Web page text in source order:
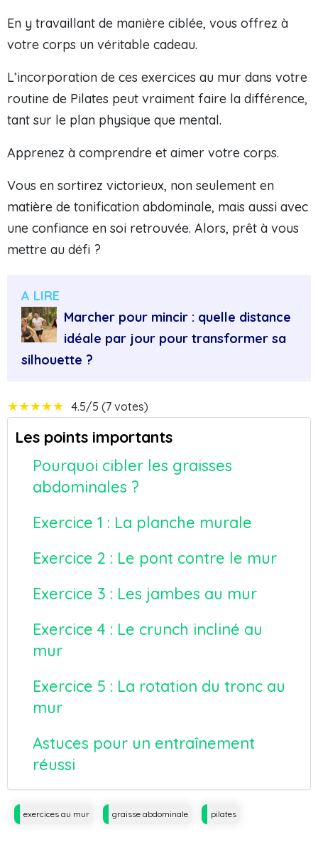
En y travaillant de manière ciblée, vous offrez à
votre corps un véritable cadeau.
L’incorporation de ces exercices au mur dans votre
routine de Pilates peut vraiment faire la différence,
tant sur le plan physique que mental.
Apprenez à comprendre et aimer votre corps.
Vous en sortirez victorieux, non seulement en
matière de tonification abdominale, mais aussi avec
une confiance en soi retrouvée. Alors, prêt à vous
mettre au défi ?
A LIRE
Marcher pour mincir : quelle distance
idéale par jour pour transformer sa
silhouette ?
★★★★★ 4.5/5 (7 votes)
Les points importants
Pourquoi cibler les graisses
abdominales ?
Exercice 1 : La planche murale
Exercice 2 : Le pont contre le mur
Exercice 3 : Les jambes au mur
Exercice 4 : Le crunch incliné au
mur
Exercice 5 : La rotation du tronc au
mur
Astuces pour un entraînement
réussi
Tagsexercices au mur graisse abdominale pilates